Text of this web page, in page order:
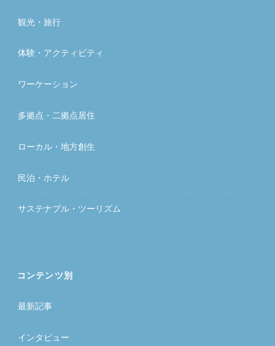
観光・旅行
体験・アクティビティ
ワーケーション
多拠点・二拠点居住
ローカル・地方創生
民泊・ホテル
サステナブル・ツーリズム
コンテンツ別
最新記事
インタビュー